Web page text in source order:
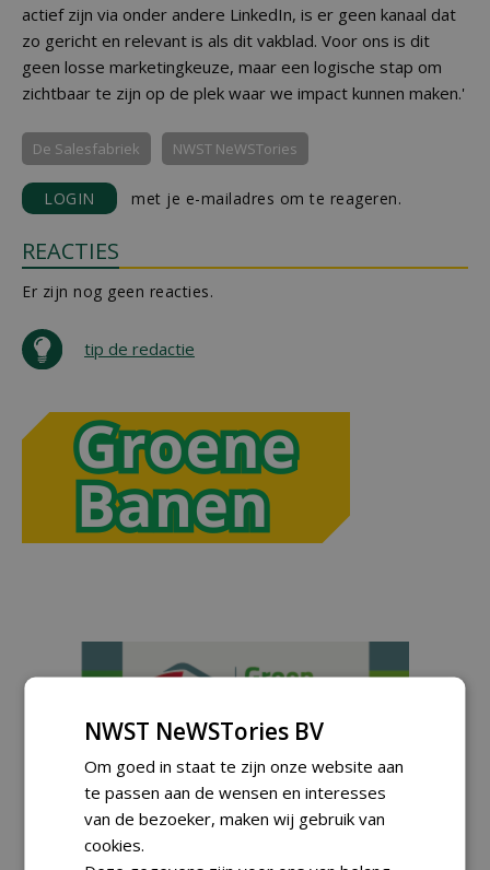
actief zijn via onder andere LinkedIn, is er geen kanaal dat
zo gericht en relevant is als dit vakblad. Voor ons is dit
geen losse marketingkeuze, maar een logische stap om
zichtbaar te zijn op de plek waar we impact kunnen maken.'
De Salesfabriek NWST NeWSTories
LOGIN met je e-mailadres om te reageren.
REACTIES
Er zijn nog geen reacties.
tip de redactie
NWST NeWSTories BV
Om goed in staat te zijn onze website aan
te passen aan de wensen en interesses
van de bezoeker, maken wij gebruik van
cookies.